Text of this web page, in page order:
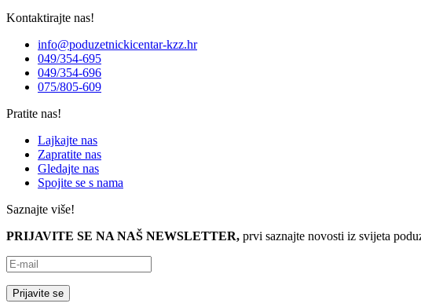
Kontaktirajte nas!
info@poduzetnickicentar-kzz.hr
049/354-695
049/354-696
075/805-609
Pratite nas!
Lajkajte nas
Zapratite nas
Gledajte nas
Spojite se s nama
Saznajte više!
PRIJAVITE SE NA NAŠ NEWSLETTER, prvi saznajte novosti iz svijeta